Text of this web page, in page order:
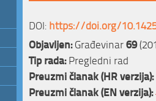
DOI:https://doi.org/
Objavljen:Građevinar69
Tip rada:Pregledni rad
Preuzmi članak (HR verzija):
Preuzmi članak (EN verzija):